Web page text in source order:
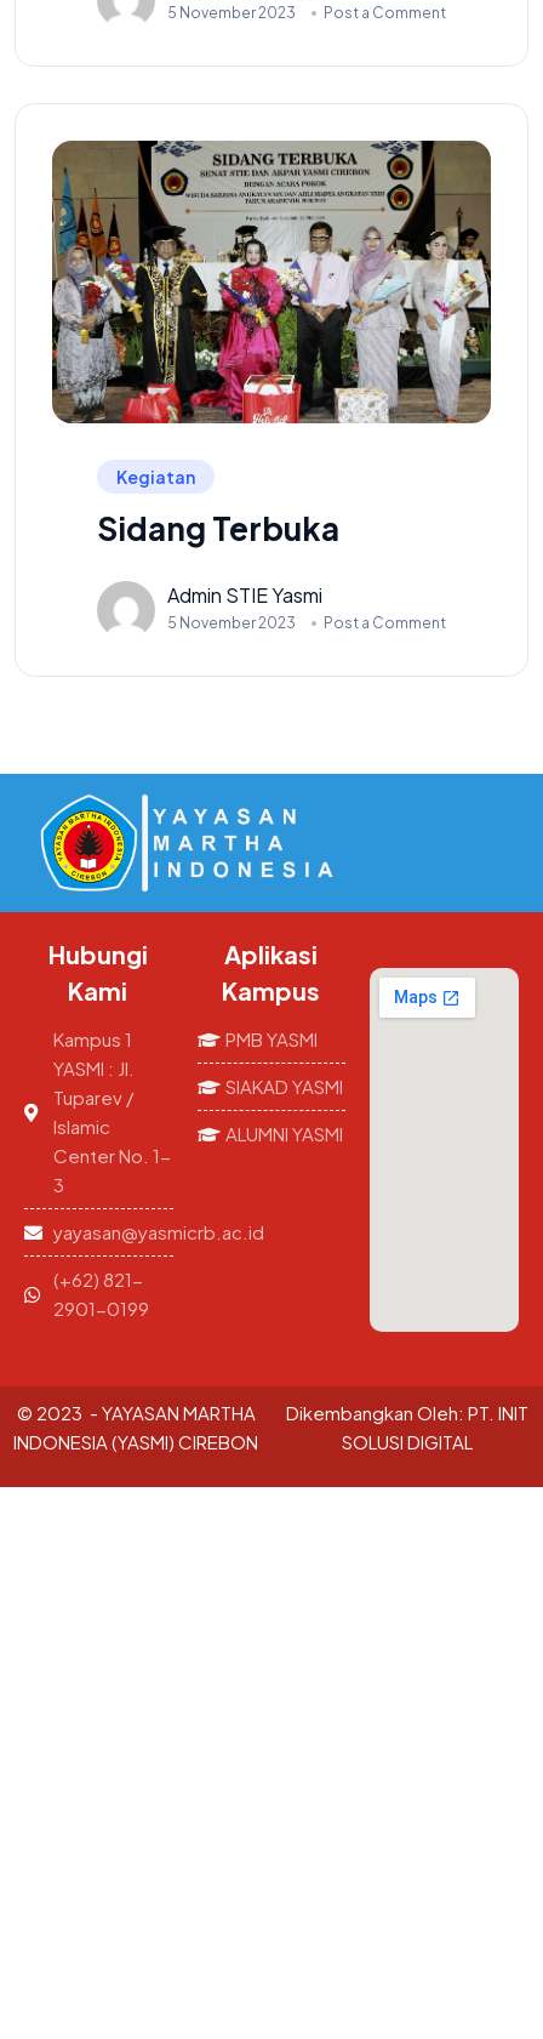
5 November 2023 Post a Comment
Kegiatan
Sidang Terbuka
Admin STIE Yasmi
5 November 2023 Post a Comment
Hubungi
Kami
Kampus 1
YASMI : Jl.
Tuparev /
Islamic
Center No. 1-
3
yayasan@yasmicrb.ac.id
(+62) 821-
2901-0199
Aplikasi
Kampus
PMB YASMI
SIAKAD YASMI
ALUMNI YASMI
© 2023 - YAYASAN MARTHA
INDONESIA (YASMI) CIREBON
Dikembangkan Oleh: PT. INIT
SOLUSI DIGITAL